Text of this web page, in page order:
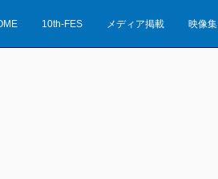
10th-FES メディア掲載 映像集